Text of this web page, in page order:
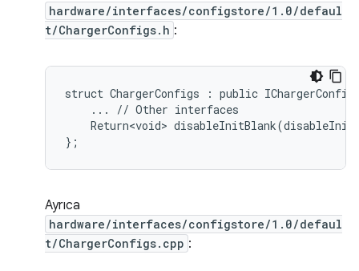
hardware/interfaces/configstore/1.0/defaul
t/ChargerConfigs.h :
struct ChargerConfigs : public
    ... // Other interfaces
Return<void>
Ayrıca
hardware/interfaces/configstore/1.0/defaul
t/ChargerConfigs.cpp :